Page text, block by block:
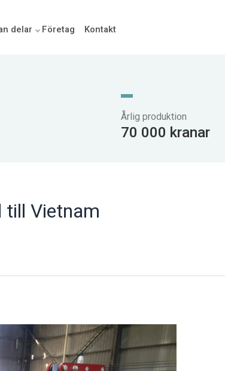
delar Företag Kontakt
Årlig produktion
70 000 kranar
Vietnam